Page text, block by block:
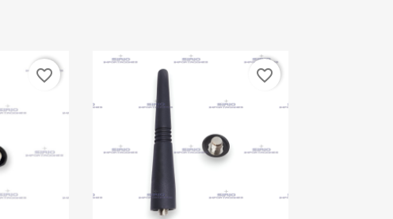
favorite_border favorite_border